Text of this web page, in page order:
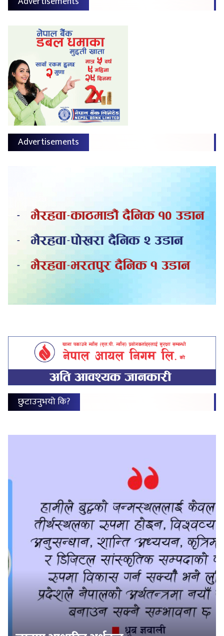
Advertisements
छुटाउनुभयो कि?